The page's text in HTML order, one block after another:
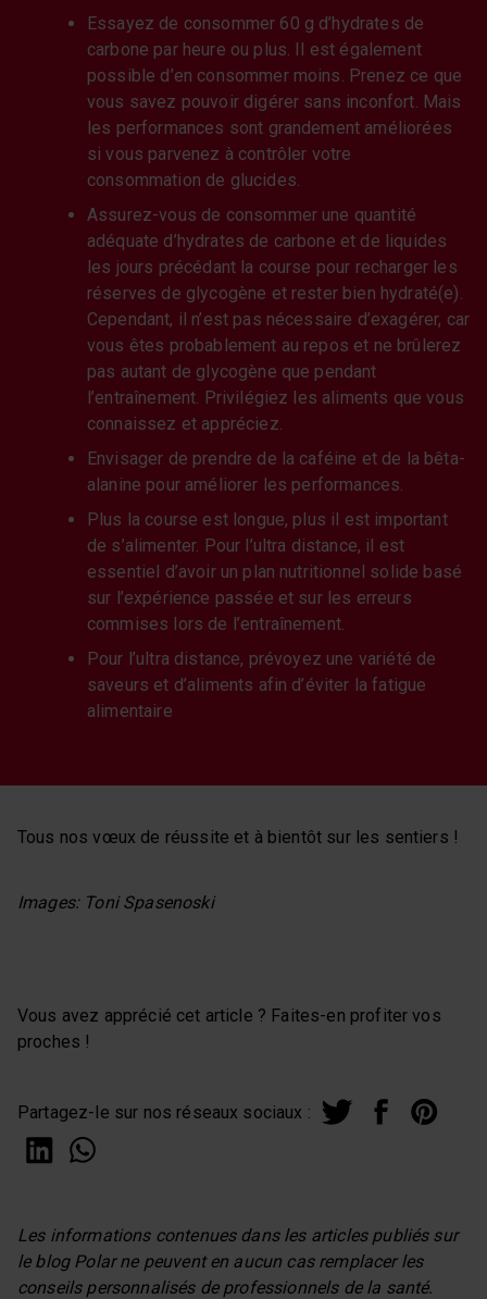
Essayez de consommer 60 g d’hydrates de
carbone par heure ou plus. Il est également
possible d’en consommer moins. Prenez ce que
vous savez pouvoir digérer sans inconfort. Mais
les performances sont grandement améliorées
si vous parvenez à contrôler votre
consommation de glucides.
Assurez-vous de consommer une quantité
adéquate d’hydrates de carbone et de liquides
les jours précédant la course pour recharger les
réserves de glycogène et rester bien hydraté(e).
Cependant, il n’est pas nécessaire d’exagérer, car
vous êtes probablement au repos et ne brûlerez
pas autant de glycogène que pendant
l’entraînement. Privilégiez les aliments que vous
connaissez et appréciez.
Envisager de prendre de la caféine et de la bêta-
alanine pour améliorer les performances.
Plus la course est longue, plus il est important
de s’alimenter. Pour l’ultra distance, il est
essentiel d’avoir un plan nutritionnel solide basé
sur l’expérience passée et sur les erreurs
commises lors de l’entraînement.
Pour l’ultra distance, prévoyez une variété de
saveurs et d’aliments afin d’éviter la fatigue
alimentaire
Tous nos vœux de réussite et à bientôt sur les sentiers !
Images: Toni Spasenoski
Vous avez apprécié cet article ? Faites-en profiter vos
proches !
Partagez-le sur nos réseaux sociaux :
Les informations contenues dans les articles publiés sur
le blog Polar ne peuvent en aucun cas remplacer les
conseils personnalisés de professionnels de la santé.